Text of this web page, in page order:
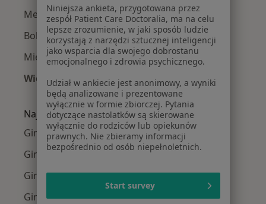
Menopauza w Warszawie
Bolesne miesiączkowanie w Warszawie
Mięśniaki macicy w Warszawie
Więcej (15)
Więcej w kategorii: Najczęście leczone
Najpopularniejsze ubezpieczenia
Ginekolodzy z Medicover w Warszawie
Ginekolodzy z Allianz w Warszawie
Ginekolodzy z INTER Polska w Warszawie
Ginekolodzy z Signal Iduna w Warszawie
Niniejsza ankieta, przygotowana przez
zespół Patient Care Doctoralia, ma na celu
lepsze zrozumienie, w jaki sposób ludzie
korzystają z narzędzi sztucznej inteligencji
jako wsparcia dla swojego dobrostanu
emocjonalnego i zdrowia psychicznego.
Udział w ankiecie jest anonimowy, a wyniki
będą analizowane i prezentowane
wyłącznie w formie zbiorczej. Pytania
dotyczące nastolatków są skierowane
wyłącznie do rodziców lub opiekunów
prawnych. Nie zbieramy informacji
bezpośrednio od osób niepełnoletnich.
Start survey